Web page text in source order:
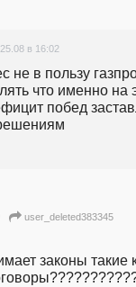
25.08 в 16:02
не в пользу
что именно на
побед
user_deleted383345
законы такие